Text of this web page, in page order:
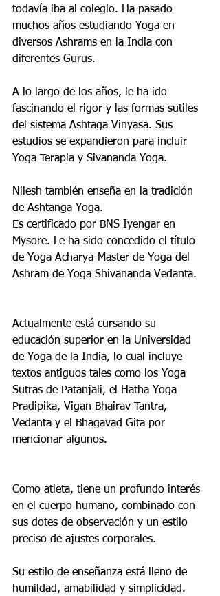
todavía iba al colegio. Ha pasado
muchos años estudiando Yoga en
diversos Ashrams en la India con
diferentes Gurus.
A lo largo de los años, le ha ido
fascinando el rigor y las formas sutiles
del sistema Ashtaga Vinyasa. Sus
estudios se expandieron para incluir
Yoga Terapia y Sivananda Yoga.
Nilesh también enseña en la tradición
de Ashtanga Yoga.
Es certificado por BNS Iyengar en
Mysore. Le ha sido concedido el título
de Yoga Acharya-Master de Yoga del
Ashram de Yoga Shivananda Vedanta.
Actualmente está cursando su
educación superior en la Universidad
de Yoga de la India, lo cual incluye
textos antiguos tales como los Yoga
Sutras de Patanjali, el Hatha Yoga
Pradipika, Vigan Bhairav Tantra,
Vedanta y el Bhagavad Gita por
mencionar algunos.
Como atleta, tiene un profundo interés
en el cuerpo humano, combinado con
sus dotes de observación y un estilo
preciso de ajustes corporales.
Su estilo de enseñanza está lleno de
humildad, amabilidad y simplicidad.